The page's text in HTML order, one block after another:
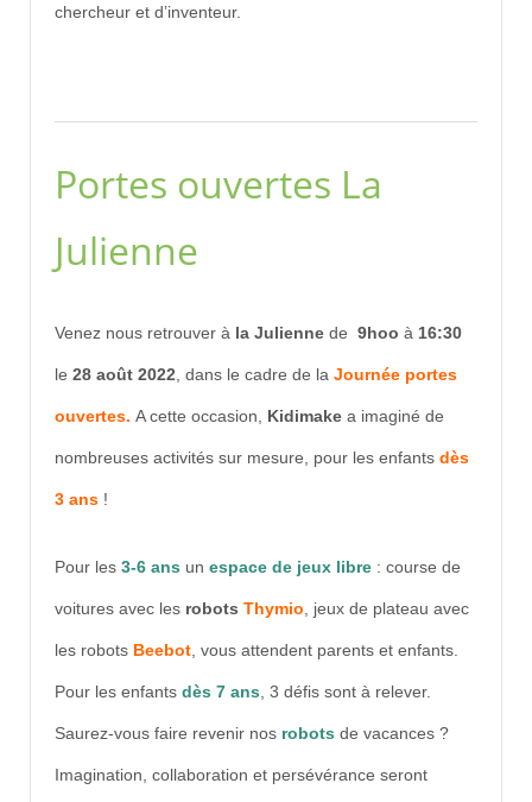
chercheur et d’inventeur.
Portes ouvertes La
Julienne
Venez nous retrouver à la Julienne de 9hoo à 16:30
le 28 août 2022 , dans le cadre de la Journée portes
ouvertes. A cette occasion, Kidimake a imaginé de
nombreuses activités sur mesure, pour les enfants dès
3 ans !
Pour les 3-6 ans un espace de jeux libre : course de
voitures avec les robots Thymio , jeux de plateau avec
les robots Beebot , vous attendent parents et enfants.
Pour les enfants dès 7 ans , 3 défis sont à relever.
Saurez-vous faire revenir nos robots de vacances ?
Imagination, collaboration et persévérance seront